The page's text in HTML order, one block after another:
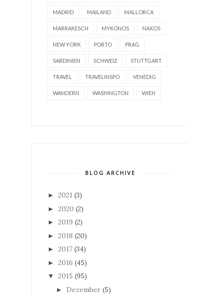
MADRID MAILAND MALLORCA
MARRAKESCH MYKONOS NAXOS
NEW YORK PORTO PRAG
SARDINIEN SCHWEIZ STUTTGART
TRAVEL TRAVELINSPO VENEDIG
WANDERN WASHINGTON WIEN
BLOG ARCHIVE
► 2021 (3)
► 2020 (2)
► 2019 (2)
► 2018 (20)
► 2017 (34)
► 2016 (45)
▼ 2015 (95)
► Dezember (5)